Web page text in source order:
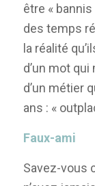
être « bannis
des temps
la réalité
d’un mot
d’un métier
ans : «
Faux-ami
Savez-vous